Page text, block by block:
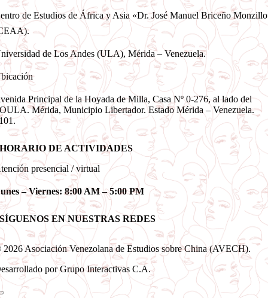
de Estudios de África y Asia «Dr. José Manuel Briceño
de Los Andes (ULA), Mérida – Venezuela.
Principal de la Hoyada de Milla, Casa Nº 0-276, al lado del
Mérida, Municipio Libertador. Estado Mérida – Venezuela.
HORARIO DE ACTIVIDADES
presencial / virtual
– Viernes: 8:00 AM – 5:00 PM
SÍGUENOS EN NUESTRAS REDES
Asociación Venezolana de Estudios sobre China (AVECH).
por Grupo Interactivas C.A.